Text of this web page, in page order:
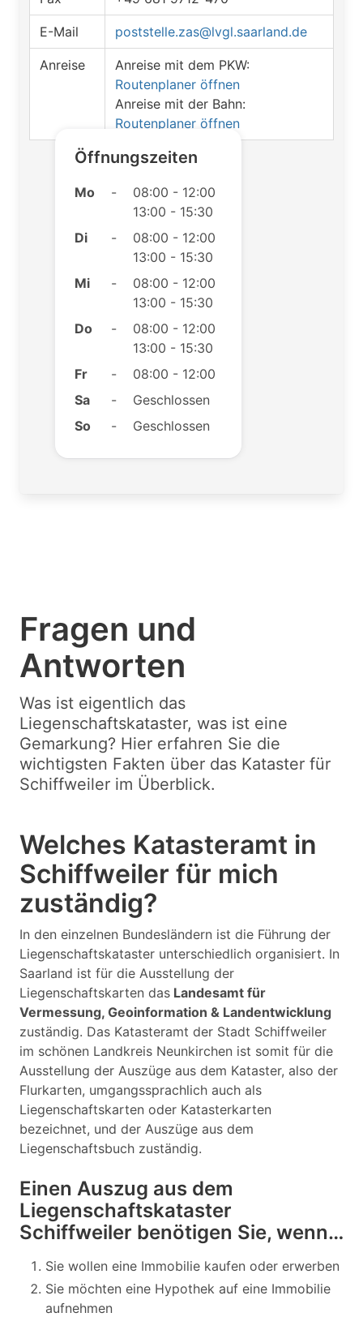
E-Mail poststelle.zas@lvgl.saarland.de
Anreise
Anreise mit dem PKW:
Routenplaner öffnen
Anreise mit der Bahn:
Routenplaner öffnen
Öffnungszeiten
Mo -
08:00 - 12:00
13:00 - 15:30
Di
-
08:00 - 12:00
13:00 - 15:30
Mi
-
08:00 - 12:00
13:00 - 15:30
Do
-
08:00 - 12:00
13:00 - 15:30
Fr
-
08:00 - 12:00
Sa
-
Geschlossen
So
- Geschlossen
Fragen und
Antworten
Was ist eigentlich das
Liegenschaftskataster, was ist eine
Gemarkung? Hier erfahren Sie die
wichtigsten Fakten über das Kataster für
Schiffweiler im Überblick.
Welches Katasteramt in
Schiffweiler für mich
zuständig?
In den einzelnen Bundesländern ist die Führung der
Liegenschaftskataster unterschiedlich organisiert. In
Saarland ist für die Ausstellung der
Liegenschaftskarten das Landesamt für
Vermessung, Geoinformation & Landentwicklung
zuständig. Das Katasteramt der Stadt Schiffweiler
im schönen Landkreis Neunkirchen ist somit für die
Ausstellung der Auszüge aus dem Kataster, also der
Flurkarten, umgangssprachlich auch als
Liegenschaftskarten oder Katasterkarten
bezeichnet, und der Auszüge aus dem
Liegenschaftsbuch zuständig.
Einen Auszug aus dem
Liegenschaftskataster
Schiffweiler benötigen Sie, wenn…
Sie wollen eine Immobilie kaufen oder erwerben
Sie möchten eine Hypothek auf eine Immobilie
aufnehmen